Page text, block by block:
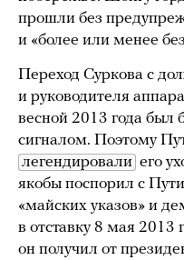
прошли без
и «более или менее
Переход Суркова с
и руководителя
весной 2013 года
сигналом. Поэтому
легендировали его
якобы поспорил с
«майских указов» и
в отставку 8 мая 2013
он получил от